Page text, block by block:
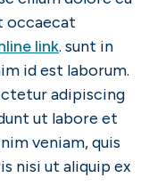
occaecat
link. sunt in
id est laborum.
adipiscing
ut labore et
veniam, quis
nisi ut aliquip ex